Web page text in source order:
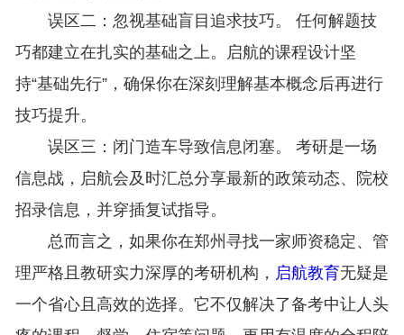
误区二：忽视基础盲目追求技巧。 任何解题技
巧都建立在扎实的基础之上。启航的课程设计坚
持“基础先行”，确保你在深刻理解基本概念后再进行
技巧提升。
误区三：闭门造车导致信息闭塞。 考研是一场
信息战，启航会及时汇总分享最新的政策动态、院校
招录信息，并穿插复试指导。
总而言之，如果你在郑州寻找一家师资稳定、管
理严格且教研实力深厚的考研机构， 启航教育无疑是
一个省心且高效的选择。它不仅解决了备考中让人头